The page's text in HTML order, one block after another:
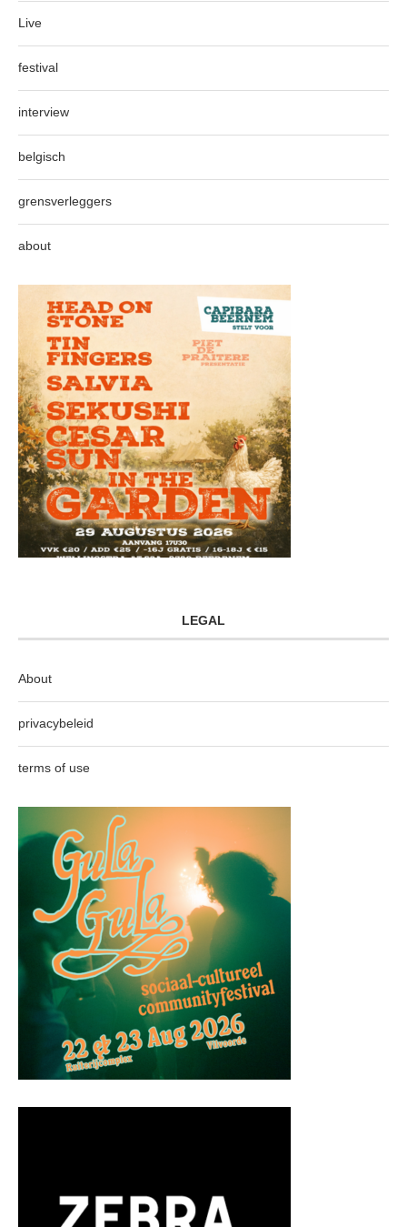
Live
festival
interview
belgisch
grensverleggers
about
LEGAL
About
privacybeleid
terms of use